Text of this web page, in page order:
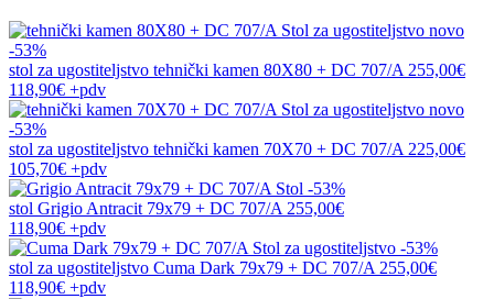
novo
-53%
stol za ugostiteljstvo tehnički kamen 80X80 + DC 707/A 255,00€
118,90€ +pdv
novo
-53%
stol za ugostiteljstvo tehnički kamen 70X70 + DC 707/A 225,00€
105,70€ +pdv
-53%
stol Grigio Antracit 79x79 + DC 707/A 255,00€
118,90€ +pdv
-53%
stol za ugostiteljstvo Cuma Dark 79x79 + DC 707/A 255,00€
118,90€ +pdv